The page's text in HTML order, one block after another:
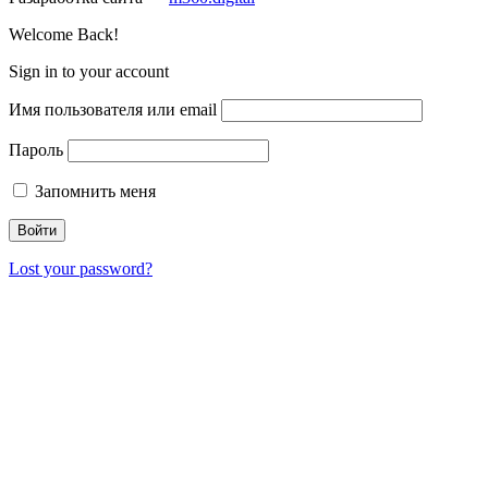
Welcome Back!
Sign in to your account
Имя пользователя или email
Пароль
Запомнить меня
Lost your password?